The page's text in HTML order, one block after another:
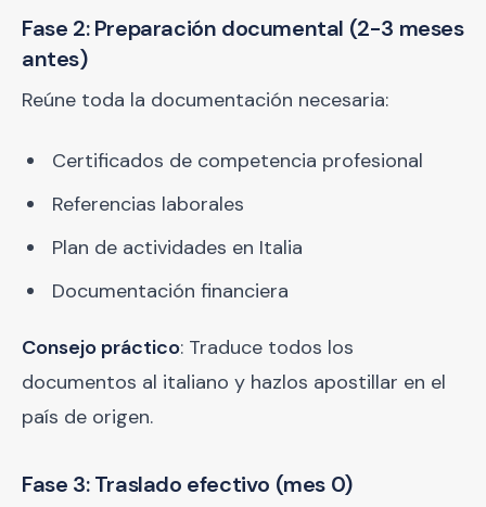
Fase 2: Preparación documental (2-3 meses
antes)
Reúne toda la documentación necesaria:
Certificados de competencia profesional
Referencias laborales
Plan de actividades en Italia
Documentación financiera
Consejo práctico: Traduce todos los
documentos al italiano y hazlos apostillar en el
país de origen.
Fase 3: Traslado efectivo (mes 0)